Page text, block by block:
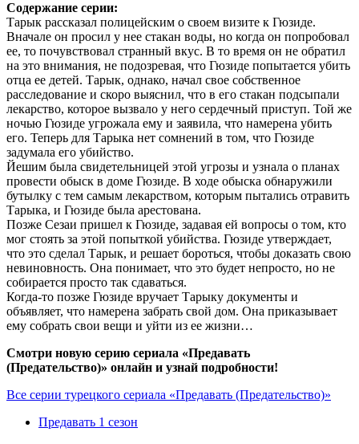
Содержание серии:
Тарык рассказал полицейским о своем визите к Гюзиде.
Вначале он просил у нее стакан воды, но когда он попробовал
ее, то почувствовал странный вкус. В то время он не обратил
на это внимания, не подозревая, что Гюзиде попытается убить
отца ее детей. Тарык, однако, начал свое собственное
расследование и скоро выяснил, что в его стакан подсыпали
лекарство, которое вызвало у него сердечный приступ. Той же
ночью Гюзиде угрожала ему и заявила, что намерена убить
его. Теперь для Тарыка нет сомнений в том, что Гюзиде
задумала его убийство.
Йешим была свидетельницей этой угрозы и узнала о планах
провести обыск в доме Гюзиде. В ходе обыска обнаружили
бутылку с тем самым лекарством, которым пытались отравить
Тарыка, и Гюзиде была арестована.
Позже Сезаи пришел к Гюзиде, задавая ей вопросы о том, кто
мог стоять за этой попыткой убийства. Гюзиде утверждает,
что это сделал Тарык, и решает бороться, чтобы доказать свою
невиновность. Она понимает, что это будет непросто, но не
собирается просто так сдаваться.
Когда-то позже Гюзиде вручает Тарыку документы и
объявляет, что намерена забрать свой дом. Она приказывает
ему собрать свои вещи и уйти из ее жизни…
Смотри новую серию сериала «Предавать
(Предательство)» онлайн и узнай подробности!
Все серии турецкого сериала «Предавать (Предательство)»
Предавать 1 сезон